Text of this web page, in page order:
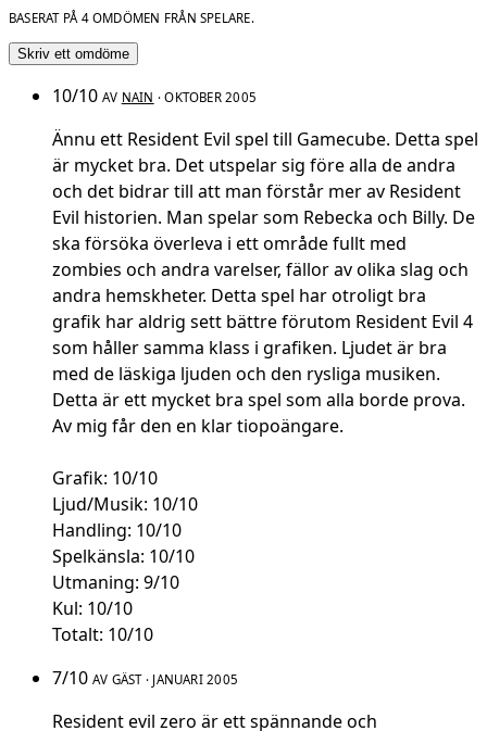
BASERAT PÅ 4 OMDÖMEN FRÅN SPELARE.
Skriv ett omdöme
10/10 AV NAIN · OKTOBER 2005
Ännu ett Resident Evil spel till Gamecube. Detta spel
är mycket bra. Det utspelar sig före alla de andra
och det bidrar till att man förstår mer av Resident
Evil historien. Man spelar som Rebecka och Billy. De
ska försöka överleva i ett område fullt med
zombies och andra varelser, fällor av olika slag och
andra hemskheter. Detta spel har otroligt bra
grafik har aldrig sett bättre förutom Resident Evil 4
som håller samma klass i grafiken. Ljudet är bra
med de läskiga ljuden och den rysliga musiken.
Detta är ett mycket bra spel som alla borde prova.
Av mig får den en klar tiopoängare.
Grafik: 10/10
Ljud/Musik: 10/10
Handling: 10/10
Spelkänsla: 10/10
Utmaning: 9/10
Kul: 10/10
Totalt: 10/10
7/10 AV GÄST · JANUARI 2005
Resident evil zero är ett spännande och